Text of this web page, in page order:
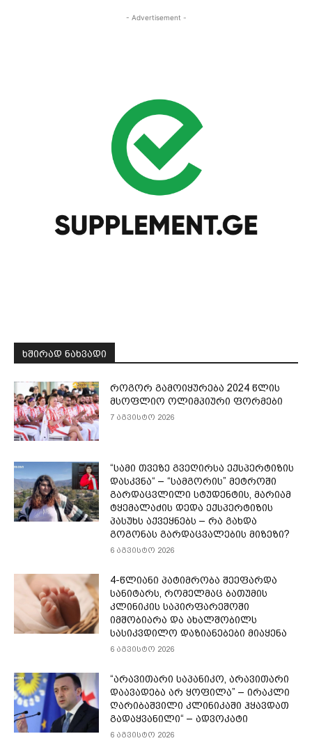
- Advertisement -
ᲮᲨᲘᲠᲐᲓ ᲜᲐᲮᲕᲐᲓᲘ
როგორ გამოიყურება 2024 წლის
მსოფლიო ოლიმპიური ფორმები
7 აგვისტო 2026
“სამი თვე­ზე გვე­ღირ­სა ექ­სპერ­ტი­ზის
დას­კვნა“ – “სამგორის” მეტროში
გარდაცვლილი სტუდენტის, მარიამ
ტყემალაძის დედა ექსპერტიზის
პასუხს აქვეყნებს – რა გახდა
გოგონას გარდაცვალების მიზეზი?
6 აგვისტო 2026
4-წლიანი პატიმრობა შეეფარდა
სანიტარს, რომელმაც ბათუმის
კლინიკის საპირფარეშოში
იმშობიარა და ახალშობილს
სასიკვდილო დაზიანებები მიაყენა
6 აგვისტო 2026
“არავითარი საპანიკო, არავითარი
დაავადება არ ყოფილა” – ირაკლი
ღარიბაშვილი კლინიკაში ჰყავდათ
გადაყვანილი“ – ადვოკატი
6 აგვისტო 2026